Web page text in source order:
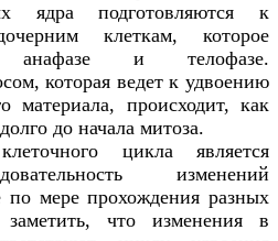
ядра подготовляются к
клеткам, которое
анафазе и телофазе.
которая ведет к удвоению
материала, происходит, как
до начала митоза.
цикла является
изменений
мере прохождения разных
что изменения в